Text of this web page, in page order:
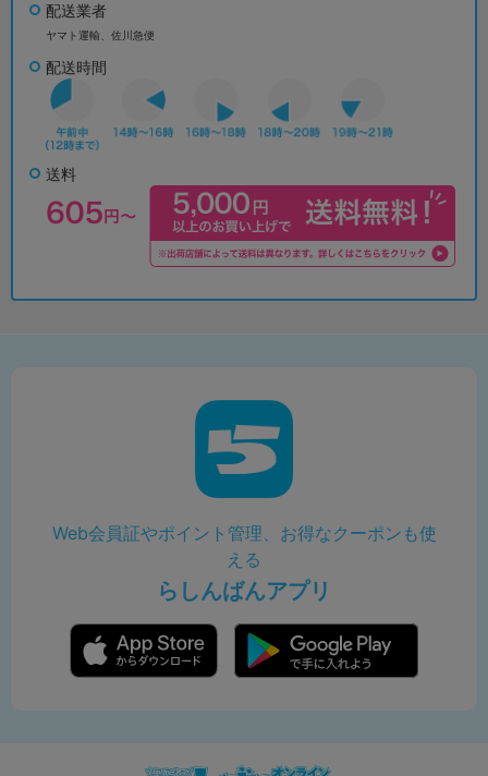
配送業者
ヤマト運輸、佐川急便
配送時間
送料
Web会員証やポイント管理、お得なクーポンも使
える
らしんばんアプリ